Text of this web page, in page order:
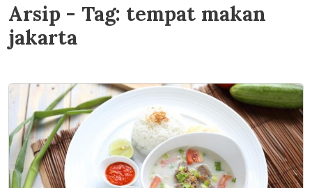
Arsip - Tag: tempat makan
jakarta